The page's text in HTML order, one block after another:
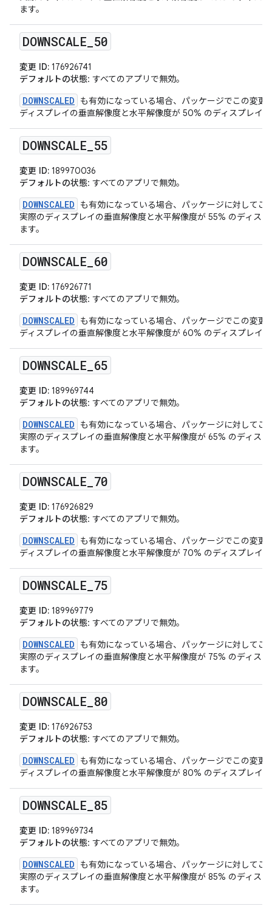
ます。
DOWNSCALE 50
変更 ID: 176926741
デフォルトの状態: すべてのアプリで無効。
DOWNSCALED
も有効になっている場合、パッケージでこの変更
ディスプレイの垂直解像度と水平解像度が 50% のディスプレイ
DOWNSCALE 55
変更 ID: 189970036
デフォルトの状態: すべてのアプリで無効。
DOWNSCALED
も有効になっている場合、パッケージに対してこ
実際のディスプレイの垂直解像度と水平解像度が 55% のディス
ます。
DOWNSCALE 60
変更 ID: 176926771
デフォルトの状態: すべてのアプリで無効。
DOWNSCALED
も有効になっている場合、パッケージでこの変更
ディスプレイの垂直解像度と水平解像度が 60% のディスプレイ
DOWNSCALE 65
変更 ID: 189969744
デフォルトの状態: すべてのアプリで無効。
DOWNSCALED
も有効になっている場合、パッケージに対してこ
実際のディスプレイの垂直解像度と水平解像度が 65% のディス
ます。
DOWNSCALE 70
変更 ID: 176926829
デフォルトの状態: すべてのアプリで無効。
DOWNSCALED
も有効になっている場合、パッケージでこの変更
ディスプレイの垂直解像度と水平解像度が 70% のディスプレイ
DOWNSCALE 75
変更 ID: 189969779
デフォルトの状態: すべてのアプリで無効。
DOWNSCALED
も有効になっている場合、パッケージに対してこ
実際のディスプレイの垂直解像度と水平解像度が 75% のディス
ます。
DOWNSCALE 80
変更 ID: 176926753
デフォルトの状態: すべてのアプリで無効。
DOWNSCALED
も有効になっている場合、パッケージでこの変更
ディスプレイの垂直解像度と水平解像度が 80% のディスプレイ
DOWNSCALE 85
変更 ID: 189969734
デフォルトの状態: すべてのアプリで無効。
DOWNSCALED
も有効になっている場合、パッケージに対してこ
実際のディスプレイの垂直解像度と水平解像度が 85% のディス
ます。